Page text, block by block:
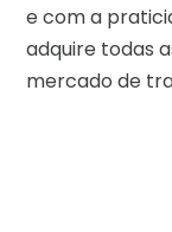
e com a
adquire todas
mercado de